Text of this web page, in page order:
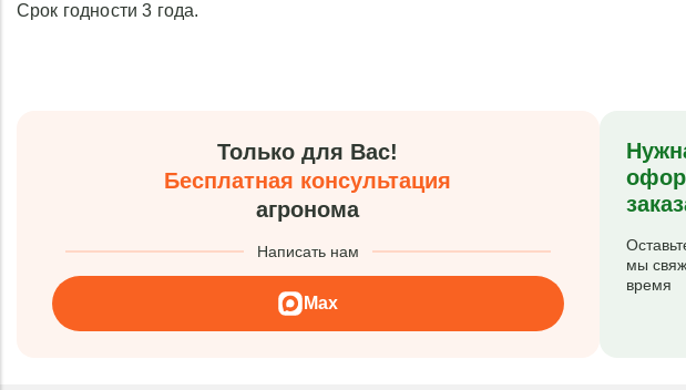
Срок годности 3 года.
Только для Вас!
Бесплатная консультация
агронома
Написать нам
Max
мы
время